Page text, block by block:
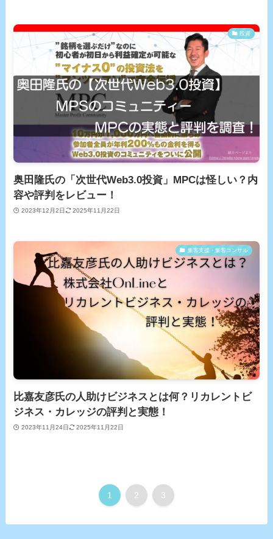
投資
奥田隆氏の「次世代Web3.0投資」MPCは怪しい？内
容や評判をレビュー！
2023年12月2日 2025年11月22日
集客支援・集客コンサル
比嘉友彦氏の人助けビジネスとは何？リカレントビ
ジネス・カレッジの評判と実態！
2023年11月24日 2025年11月22日
1 2 3